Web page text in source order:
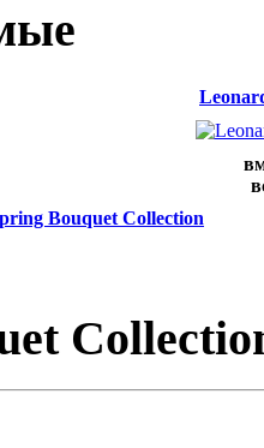
Bouquet Collection